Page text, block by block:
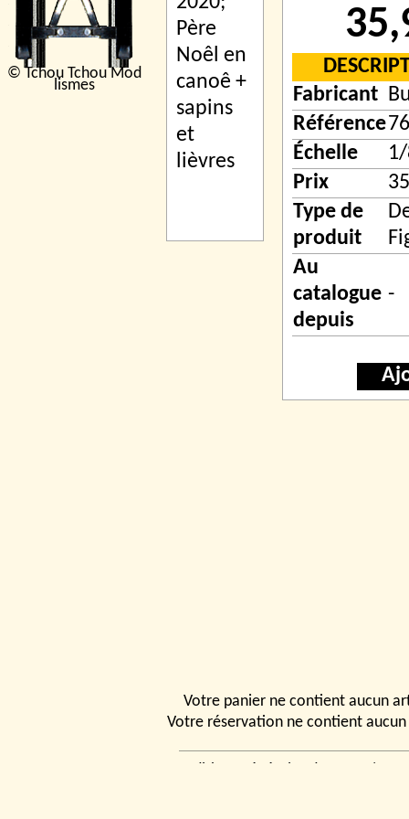
© Tchou Tchou Mod
lismes
Fabricant
Référence
Échelle
Prix
Type de
produit
Au
catalogue
depuis
-
Votre panier ne contient aucun
Votre réservation ne contient